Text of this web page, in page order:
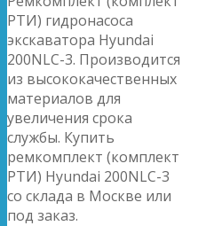
РТИ) гидронасоса
экскаватора Hyundai
200NLC-3. Производится
из высококачественных
материалов для
увеличения срока
службы. Купить
ремкомплект (комплект
РТИ) Hyundai 200NLC-3
со склада в Москве или
под заказ.